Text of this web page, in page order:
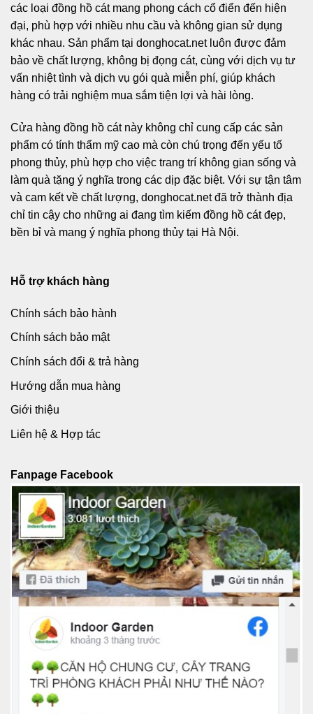
các loại đồng hồ cát mang phong cách cổ điển đến hiện
đại, phù hợp với nhiều nhu cầu và không gian sử dụng
khác nhau. Sản phẩm tại donghocat.net luôn được đảm
bảo về chất lượng, không bị đọng cát, cùng với dịch vụ tư
vấn nhiệt tình và dịch vụ gói quà miễn phí, giúp khách
hàng có trải nghiệm mua sắm tiện lợi và hài lòng.
Cửa hàng đồng hồ cát này không chỉ cung cấp các sản
phẩm có tính thẩm mỹ cao mà còn chú trọng đến yếu tố
phong thủy, phù hợp cho việc trang trí không gian sống và
làm quà tặng ý nghĩa trong các dịp đặc biệt. Với sự tận tâm
và cam kết về chất lượng, donghocat.net đã trở thành địa
chỉ tin cậy cho những ai đang tìm kiếm đồng hồ cát đẹp,
bền bỉ và mang ý nghĩa phong thủy tại Hà Nội.
Hỗ trợ khách hàng
Chính sách bảo hành
Chính sách bảo mật
Chính sách đổi & trả hàng
Hướng dẫn mua hàng
Giới thiệu
Liên hệ & Hợp tác
Fanpage Facebook